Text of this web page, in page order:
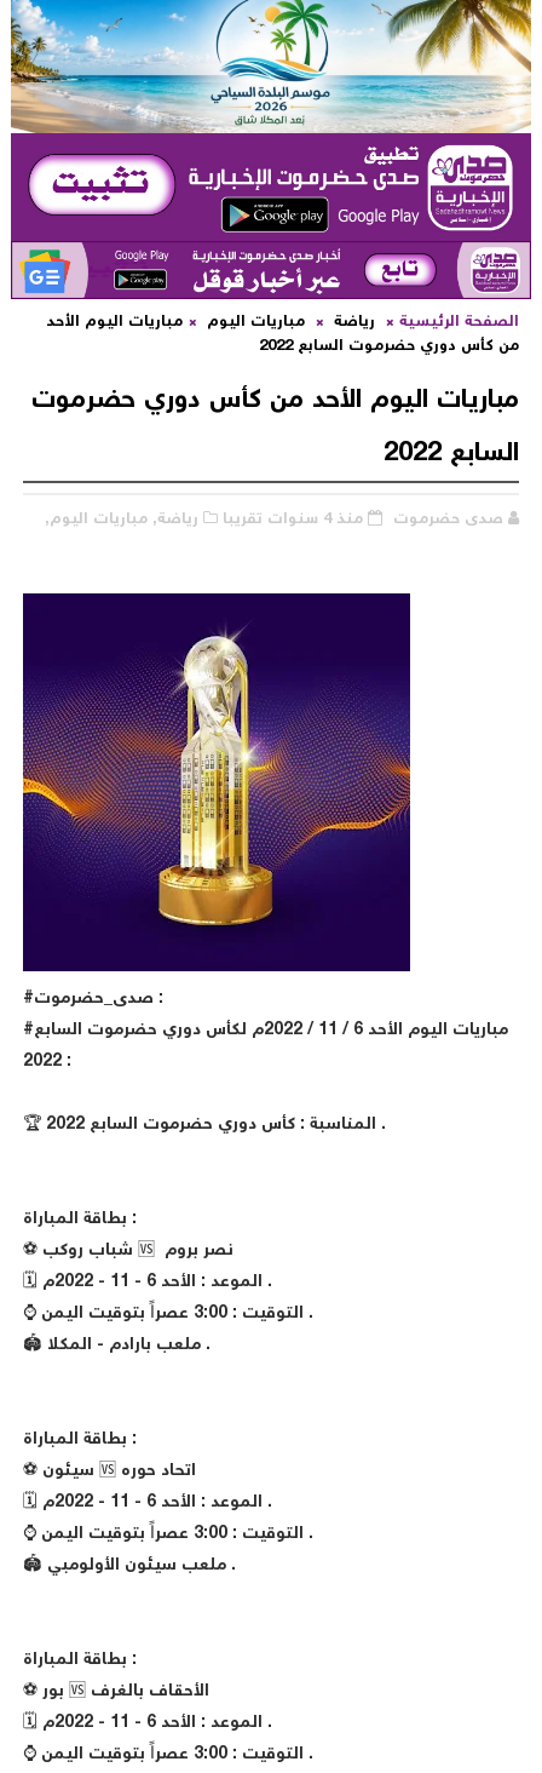
الرئيسية رياضة مباريات اليوم
مباريات اليوم الأحد
كأس دوري حضرموت السابع 2022
اليوم الأحد من كأس دوري حضرموت
2022
صدى حضرموت منذ 4 سنوات تقريبا رياضة, مباريات اليوم,
#مباريات اليوم الأحد 6 / 11 / 2022م لكأس دوري حضرموت السابع
⚽️ شباب روكب 🆚 نصر بروم
⚽️ سيئون 🆚 اتحاد حوره
⚽️ بور 🆚 الأحقاف بالغرف